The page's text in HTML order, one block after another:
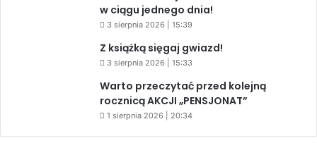
w ciągu jednego dnia!
3 sierpnia 2026 | 15:39
Z książką sięgaj gwiazd!
3 sierpnia 2026 | 15:33
Warto przeczytać przed kolejną
rocznicą AKCJI „PENSJONAT”
1 sierpnia 2026 | 20:34